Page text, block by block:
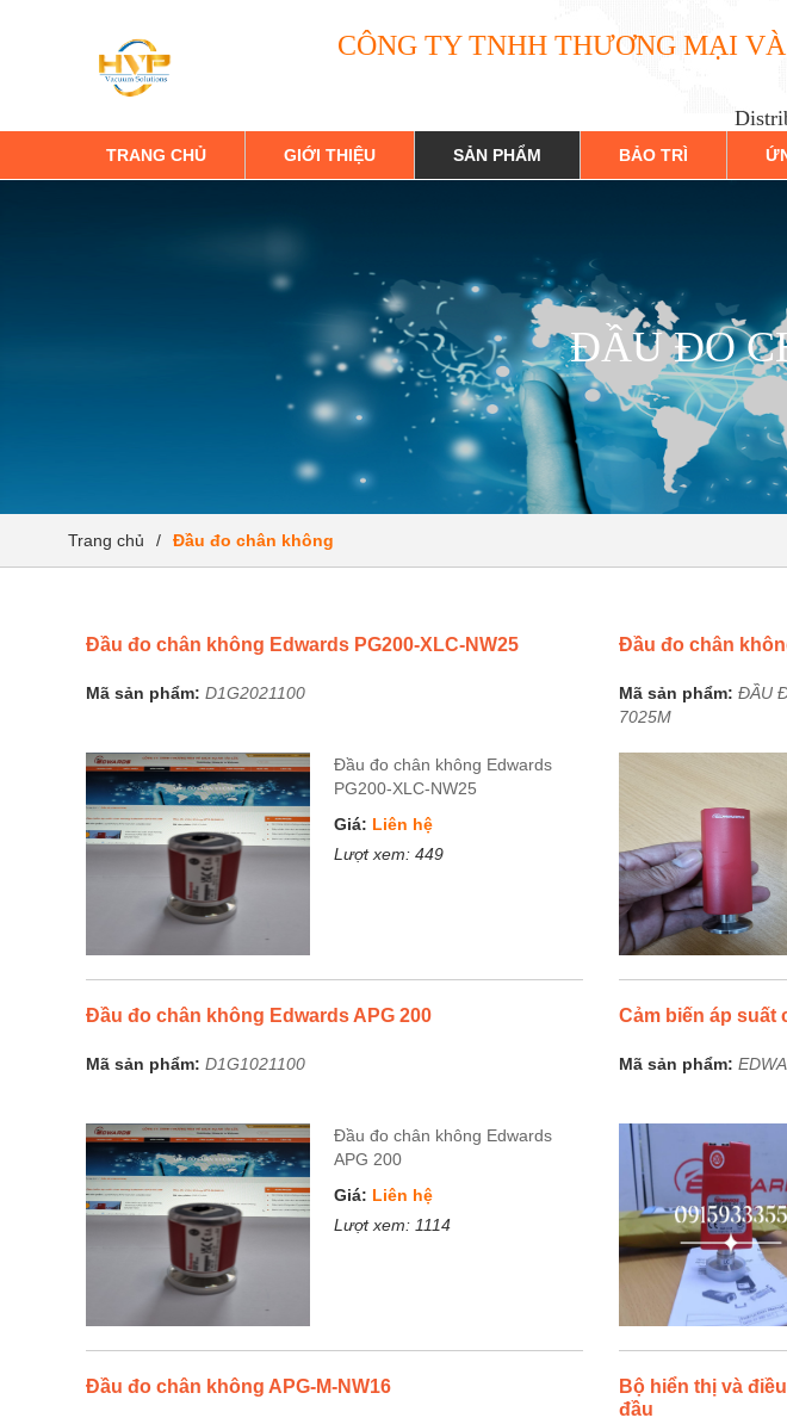
CÔNG TY TNHH THƯƠNG MẠI
TRANG CHỦ GIỚI THIỆU SẢN PHẨM BẢO TRÌ
ĐẦU ĐO
Trang chủ / Đầu đo chân không
Đầu đo chân không Edwards PG200-XLC-NW25
Mã sản phẩm: D1G2021100
Đầu đo chân không Edwards
PG200-XLC-NW25
Giá: Liên hệ
Lượt xem: 449
Đầu đo chân
Mã sản phẩm:ĐẦU
7025M
Đầu đo chân không Edwards APG 200
Mã sản phẩm: D1G1021100
Đầu đo chân không Edwards
APG 200
Giá: Liên hệ
Lượt xem: 1114
Cảm biến áp suất
Mã sản phẩm:
Đầu đo chân không APG-M-NW16
Bộ hiển thị và
đầu